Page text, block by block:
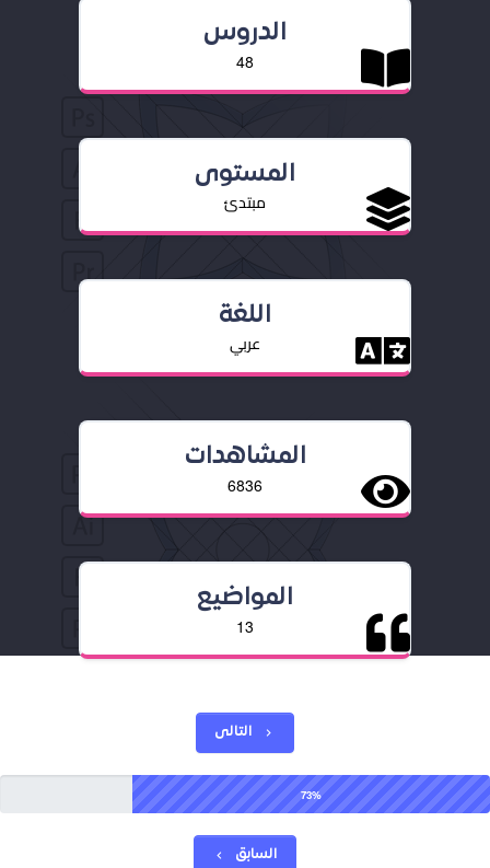
الدروس
48
المستوى
مبتدئ
اللغة
عربي
المشاهدات
6836
المواضيع
13
chevron_right التالى
73%
السابق chevron_left